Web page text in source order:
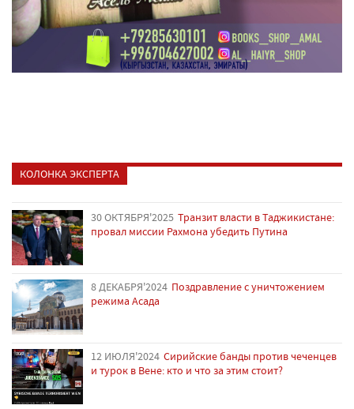
КОЛОНКА ЭКСПЕРТА
30 ОКТЯБРЯ'2025 Транзит власти в Таджикистане:
провал миссии Рахмона убедить Путина
8 ДЕКАБРЯ'2024 Поздравление с уничтожением
режима Асада
12 ИЮЛЯ'2024 Сирийские банды против чеченцев
и турок в Вене: кто и что за этим стоит?